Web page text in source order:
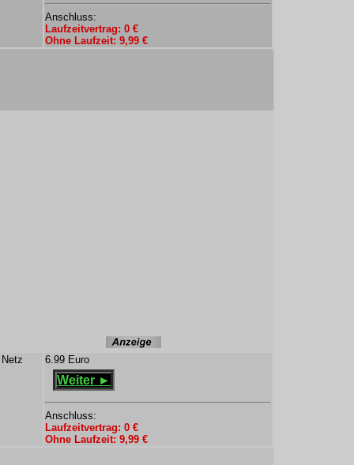
Anschluss:
Laufzeitvertrag: 0 €
Ohne Laufzeit: 9,99 €
6.99 Euro
Weiter ►
Anschluss:
Laufzeitvertrag: 0 €
Ohne Laufzeit: 9,99 €